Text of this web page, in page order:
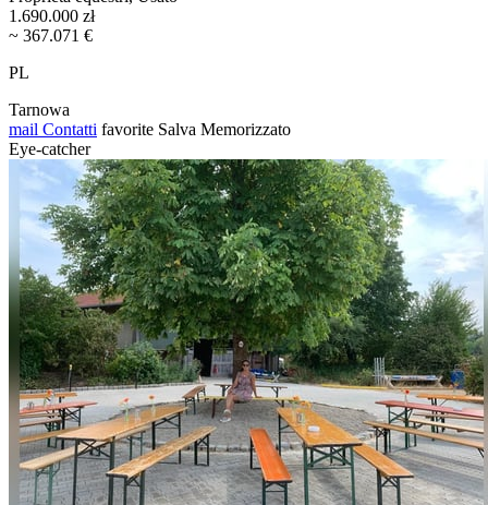
1.690.000 zł
~ 367.071 €
PL
Tarnowa
mail Contatti favorite Salva Memorizzato
Eye-catcher